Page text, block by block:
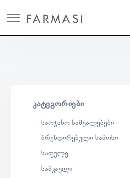
ᲙᲐᲢᲔᲒᲝᲠᲘᲔᲑᲘ
საოჯახო საშუალებები
ბრენდირებული სამოსი
საფულე
სამკაული